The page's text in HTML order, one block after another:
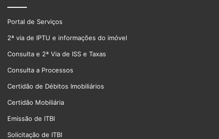
Portal de Serviços
2ª via de IPTU e informações do imóvel
Consulta e 2ª Via de ISS e Taxas
Consulta a Processos
Certidão de Débitos Imobiliários
Certidão Mobiliária
Emissão de ITBI
Solicitação de ITBI